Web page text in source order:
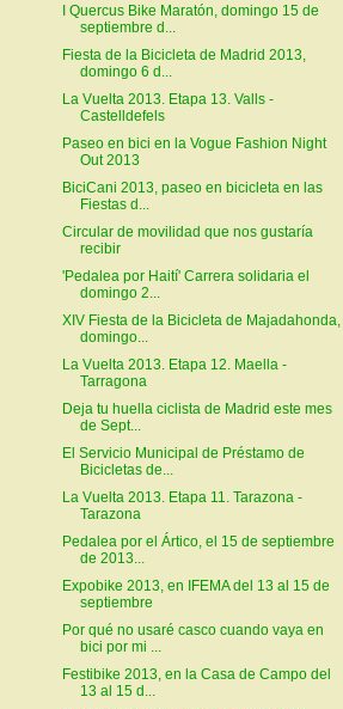
I Quercus Bike Maratón, domingo 15 de
septiembre d...
Fiesta de la Bicicleta de Madrid 2013,
domingo 6 d...
La Vuelta 2013. Etapa 13. Valls -
Castelldefels
Paseo en bici en la Vogue Fashion Night
Out 2013
BiciCani 2013, paseo en bicicleta en las
Fiestas d...
Circular de movilidad que nos gustaría
recibir
'Pedalea por Haití' Carrera solidaria el
domingo 2...
XIV Fiesta de la Bicicleta de Majadahonda,
domingo...
La Vuelta 2013. Etapa 12. Maella -
Tarragona
Deja tu huella ciclista de Madrid este mes
de Sept...
El Servicio Municipal de Préstamo de
Bicicletas de...
La Vuelta 2013. Etapa 11. Tarazona -
Tarazona
Pedalea por el Ártico, el 15 de septiembre
de 2013...
Expobike 2013, en IFEMA del 13 al 15 de
septiembre
Por qué no usaré casco cuando vaya en
bici por mi ...
Festibike 2013, en la Casa de Campo del
13 al 15 d...